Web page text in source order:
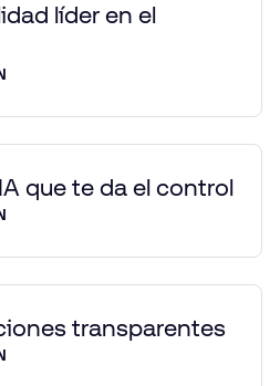
líder en el
que te da el control
transparentes